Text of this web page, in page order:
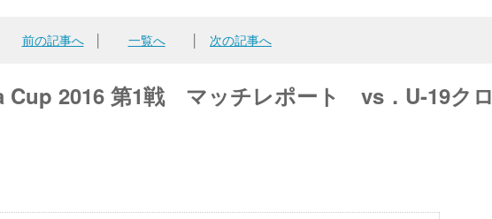
前の記事へ│ 一覧へ 次の記事へ
Cup 2016 第1戦 マッチレポート vs．U-19クロ